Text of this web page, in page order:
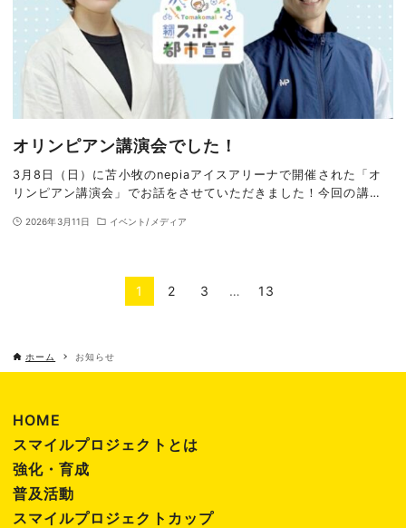
オリンピアン講演会でした！
3月8日（日）に苫小牧のnepiaアイスアリーナで開催された「オ
リンピアン講演会」でお話をさせていただきました！今回の講…
2026年3月11日 イベント/メディア
1 2 3 … 13
ホーム お知らせ
HOME
スマイルプロジェクトとは
強化・育成
普及活動
スマイルプロジェクトカップ